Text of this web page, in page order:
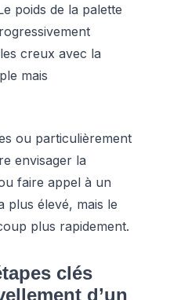
poids de la palette
creux avec la
mais
ou particulièrement
envisager la
faire appel à un
plus élevé, mais le
plus rapidement.
clés
d’un